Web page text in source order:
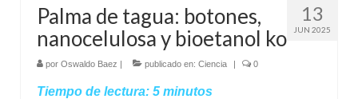
13
JUN 2025
Palma de tagua: botones,
nanocelulosa y bioetanol ko
por Oswaldo Baez | publicado en: Ciencia | 0
Tiempo de lectura: 5 minutos